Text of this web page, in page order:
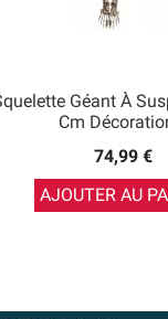
Géant À
Cm
74,99 €
AJOUTER AU